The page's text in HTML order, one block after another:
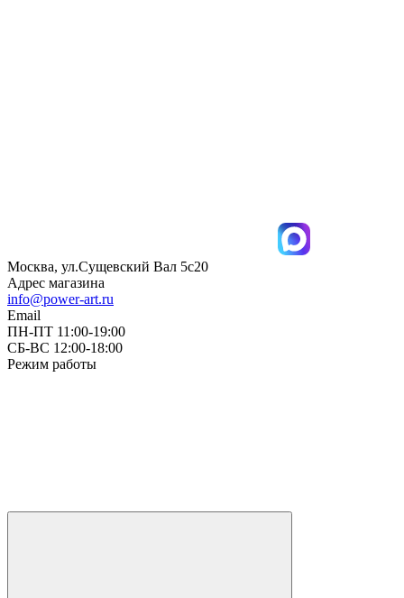
Москва, ул.Сущевский Вал 5с20
Адрес магазина
info@power-art.ru
Email
ПН-ПТ 11:00-19:00
СБ-ВС 12:00-18:00
Режим работы